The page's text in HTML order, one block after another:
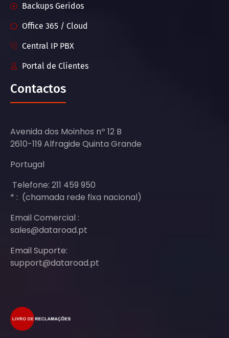
Backups Geridos
Office 365 / Cloud
Central IP PBX
Portal de Clientes
Contactos
Avenida dos Moinhos nº 12 B
2610-119 Alfragide Quinta Grande
Portugal
Telefone: 211 459 950
* : (chamada rede fixa nacional)
Email Comercial :
sales@dataroad.pt
Email Suporte:
support@dataroad.pt